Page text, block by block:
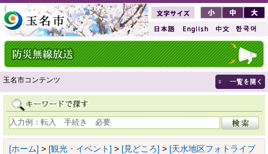
玉名市コンテンツ
[ホーム] > [観光・イベント] > [見どころ] > [天水地区フォトライブ